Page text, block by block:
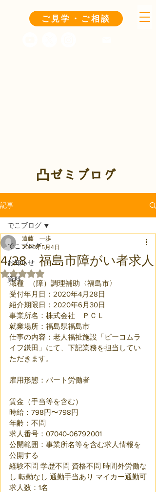
ご見学・ご相談
凸ゼミブログ
記事
でこブログ
お知らせ
資料
でこブログ
4/28 福島市障がい者求人
遠藤 一歩
2020年5月4日
5つ星のうちNaNと評価されています。
職種	（障）調理補助〈福島市〉
受付年月日：2020年4月28日
紹介期限日：2020年6月30日
事業所名：株式会社　ＰＣＬ
就業場所：福島県福島市
仕事の内容：老人福祉施設「ピーコムラ
イフ鎌田」にて、下記業務を担当してい
ただきます。
雇用形態：パート労働者
賃金（手当等を含む）
時給：798円〜798円
年齢：不問
求人番号：07040-06792001
公開範囲：事業所名等を含む求人情報を
公開する
経験不問 学歴不問 資格不問 時間外労働な
し 転勤なし 通勤手当あり マイカー通勤可
求人数：1名